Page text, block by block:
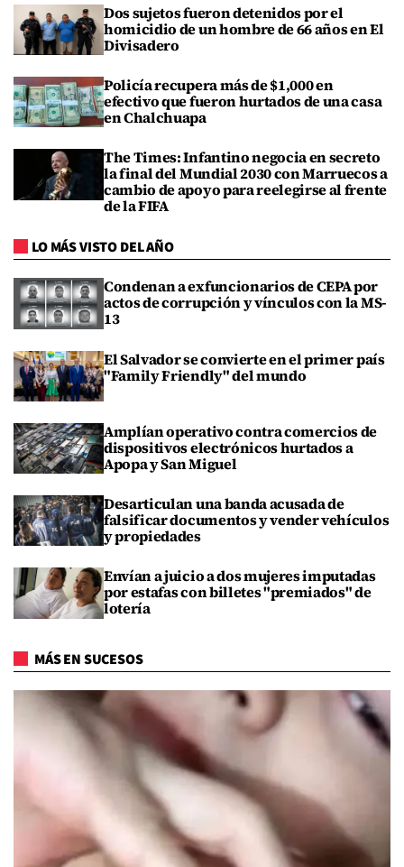
Dos sujetos fueron detenidos por el
homicidio de un hombre de 66 años en El
Divisadero
Policía recupera más de $1,000 en
efectivo que fueron hurtados de una casa
en Chalchuapa
The Times: Infantino negocia en secreto
la final del Mundial 2030 con Marruecos a
cambio de apoyo para reelegirse al frente
de la FIFA
LO MÁS VISTO DEL AÑO
Condenan a exfuncionarios de CEPA por
actos de corrupción y vínculos con la MS-
13
El Salvador se convierte en el primer país
"Family Friendly" del mundo
Amplían operativo contra comercios de
dispositivos electrónicos hurtados a
Apopa y San Miguel
Desarticulan una banda acusada de
falsificar documentos y vender vehículos
y propiedades
Envían a juicio a dos mujeres imputadas
por estafas con billetes "premiados" de
lotería
MÁS EN SUCESOS